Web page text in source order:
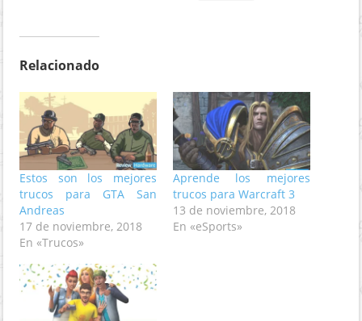
Relacionado
Estos son los mejores
trucos para GTA San
Andreas
17 de noviembre, 2018
En «Trucos»
Aprende los mejores
trucos para Warcraft 3
13 de noviembre, 2018
En «eSports»